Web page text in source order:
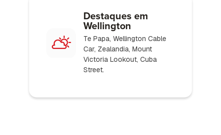
Destaques em
Wellington
Te Papa, Wellington Cable
Car, Zealandia, Mount
Victoria Lookout, Cuba
Street.